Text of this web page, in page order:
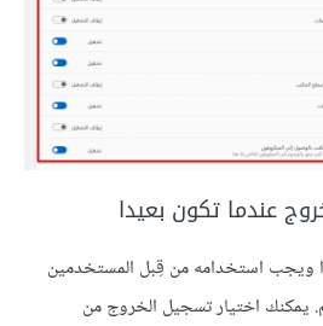
عندما تكون بعيدا
ويجب استخدامه من قِبل المستخدمين
يمكنك اختيار تسجيل الخروج من